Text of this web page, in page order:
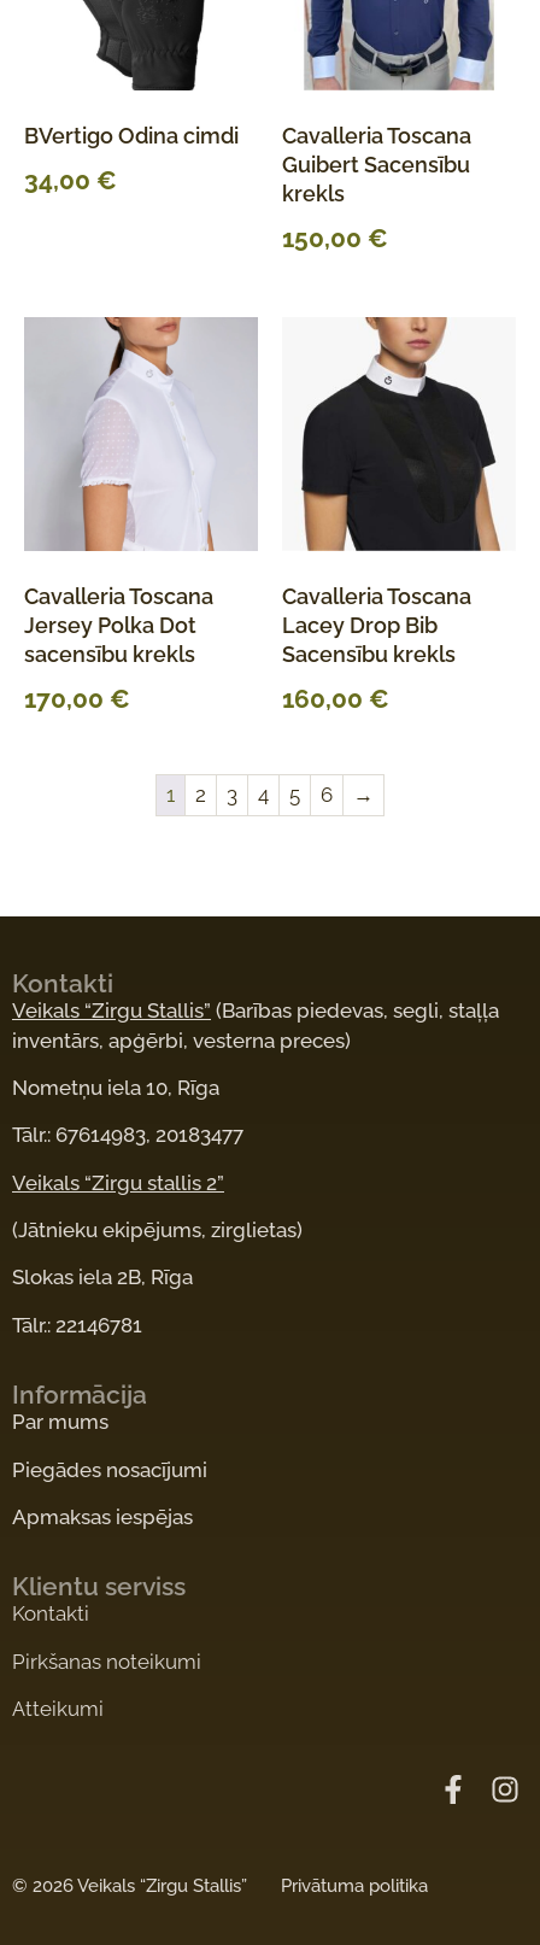
BVertigo Odina cimdi
34,00 €
Cavalleria Toscana
Guibert Sacensību
krekls
150,00 €
Cavalleria Toscana
Jersey Polka Dot
sacensību krekls
170,00 €
Cavalleria Toscana
Lacey Drop Bib
Sacensību krekls
160,00 €
1 2 3 4 5 6 →
Kontakti
Veikals “Zirgu Stallis” (Barības piedevas, segli, staļļa
inventārs, apģērbi, vesterna preces)
Nometņu iela 10, Rīga
Tālr.: 67614983, 20183477
Veikals “Zirgu stallis 2”
(Jātnieku ekipējums, zirglietas)
Slokas iela 2B, Rīga
Tālr.: 22146781
Informācija
Par mums
Piegādes nosacījumi
Apmaksas iespējas
Klientu serviss
Kontakti
Pirkšanas noteikumi
Atteikumi
© 2026 Veikals “Zirgu Stallis” Privātuma politika